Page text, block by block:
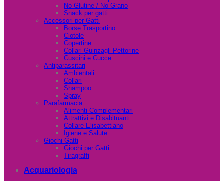
No Glutine / No Grano
Snack per gatti
Accessori per Gatti
Borse Trasportino
Ciotole
Copertine
Collari-Guinzagli-Pettorine
Cuscini e Cucce
Antiparassitari
Ambientali
Collari
Shampoo
Spray
Parafarmacia
Alimenti Complementari
Attrattivi e Disabituanti
Collare Elisabettiano
Igiene e Salute
Giochi Gatti
Giochi per Gatti
Tiragraffi
Acquariologia